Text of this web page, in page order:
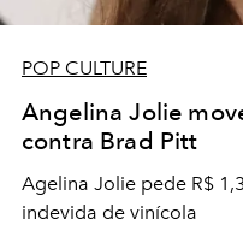
POP CULTURE
Angelina Jolie
contra Brad Pitt
Agelina Jolie pede R$
indevida de vinícola